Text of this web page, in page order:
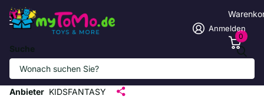
Suche
Anmelden
0
Interaktives Haustier-Spielhaus mit 98
Teilen
Anbieter KIDSFANTASY